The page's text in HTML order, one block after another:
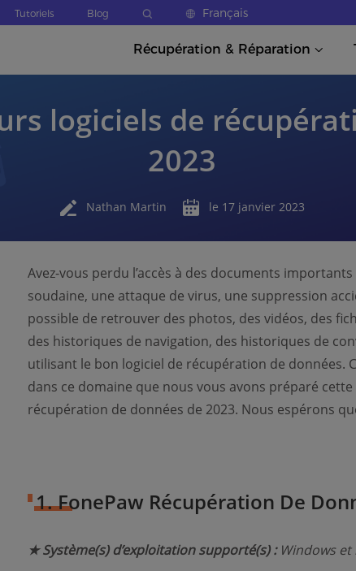
Tutoriels Blog Français
Récupération & Réparation
logiciels de
2023
Nathan Martin le 17 janvier 2023
Avez-vous perdu l’accès à des documents
soudaine, une attaque de virus, une suppression
possible de retrouver des photos, des vidéos, des
des historiques de navigation, des historiques de
utilisant le bon logiciel de récupération de données.
dans ce domaine que nous vous avons préparé
récupération de données de 2023. Nous espérons
1. FonePaw Récupération De
★ Système(s) d’exploitation supporté(s) :Windows et